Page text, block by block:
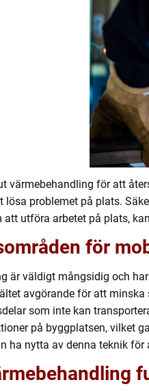
värmebehandling för att
problemet på plats.
utföra arbetet på plats,
för
är väldigt mångsidig och
avgörande för att
som inte kan
på byggplatsen, vilket
ha nytta av denna teknik